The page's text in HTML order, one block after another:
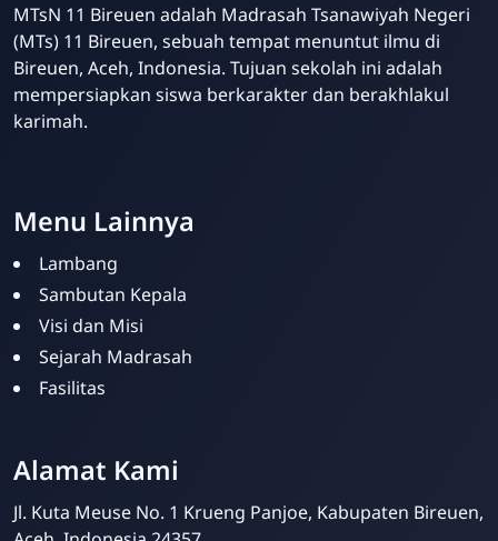
MTsN 11 Bireuen adalah Madrasah Tsanawiyah Negeri
(MTs) 11 Bireuen, sebuah tempat menuntut ilmu di
Bireuen, Aceh, Indonesia. Tujuan sekolah ini adalah
mempersiapkan siswa berkarakter dan berakhlakul
karimah.
Menu Lainnya
Lambang
Sambutan Kepala
Visi dan Misi
Sejarah Madrasah
Fasilitas
Alamat Kami
Jl. Kuta Meuse No. 1 Krueng Panjoe, Kabupaten Bireuen,